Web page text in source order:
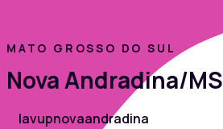
MATO GROSSO DO SUL
Nova Andradina/MS
lavupnovaandradina